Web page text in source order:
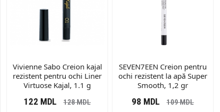
Vivienne Sabo Creion kajal
rezistent pentru ochi Liner
Virtuose Kajal, 1.1 g
122 MDL 128MDL
SEVEN7EEN Creion pentru
ochi rezistent la apă Super
Smooth, 1,2 gr
98 MDL 109MDL